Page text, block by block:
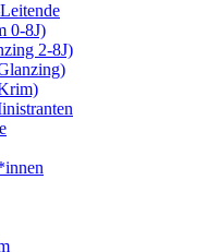
0-8J)
2-8J)